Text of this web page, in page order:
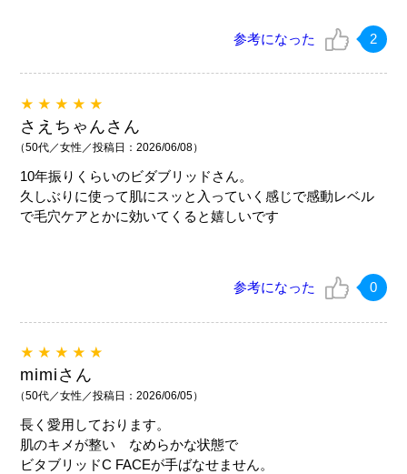
参考になった 2
★★★★★
さえちゃんさん
（50代／女性／投稿日：2026/06/08）
10年振りくらいのビダブリッドさん。
久しぶりに使って肌にスッと入っていく感じで感動レベル
で毛穴ケアとかに効いてくると嬉しいです
参考になった 0
★★★★★
mimiさん
（50代／女性／投稿日：2026/06/05）
長く愛用しております。
肌のキメが整い なめらかな状態で
ビタブリッドC FACEが手ばなせません。